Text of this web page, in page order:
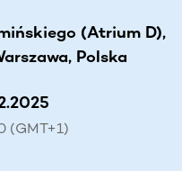
(Atrium D),
Polska
(GMT+1)